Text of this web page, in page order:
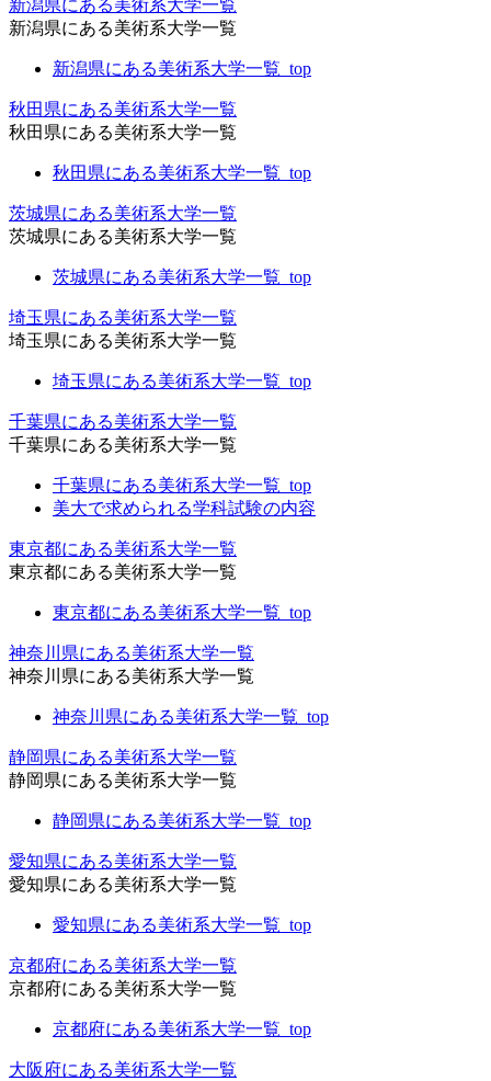
新潟県にある美術系大学一覧
新潟県にある美術系大学一覧
新潟県にある美術系大学一覧_top
秋田県にある美術系大学一覧
秋田県にある美術系大学一覧
秋田県にある美術系大学一覧_top
茨城県にある美術系大学一覧
茨城県にある美術系大学一覧
茨城県にある美術系大学一覧_top
埼玉県にある美術系大学一覧
埼玉県にある美術系大学一覧
埼玉県にある美術系大学一覧_top
千葉県にある美術系大学一覧
千葉県にある美術系大学一覧
千葉県にある美術系大学一覧_top
美大で求められる学科試験の内容
東京都にある美術系大学一覧
東京都にある美術系大学一覧
東京都にある美術系大学一覧_top
神奈川県にある美術系大学一覧
神奈川県にある美術系大学一覧
神奈川県にある美術系大学一覧_top
静岡県にある美術系大学一覧
静岡県にある美術系大学一覧
静岡県にある美術系大学一覧_top
愛知県にある美術系大学一覧
愛知県にある美術系大学一覧
愛知県にある美術系大学一覧_top
京都府にある美術系大学一覧
京都府にある美術系大学一覧
京都府にある美術系大学一覧_top
大阪府にある美術系大学一覧